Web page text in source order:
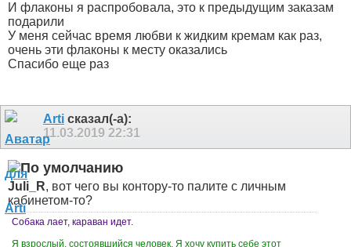
И флаконы я распробовала, это к предыдущим заказам
подарили
У меня сейчас время любви к жидким кремам как раз,
очень эти флаконы к месту оказались
Спасибо еще раз
Arti сказал(-а):
11.03.2019 22:31
Juli_R, вот чего вы контору-то палите с личным
кабинетом-то?
Собака лает, караван идет.
Я взрослый, состоявшийся человек. Я хочу купить себе этот